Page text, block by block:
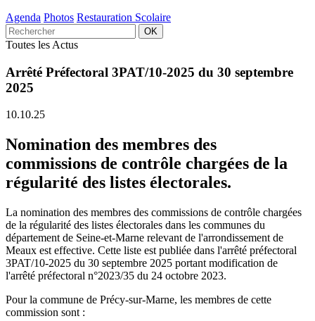
Agenda Photos Restauration Scolaire
Toutes les Actus
Arrêté Préfectoral 3PAT/10-2025 du 30 septembre
2025
10.10.25
Nomination des membres des
commissions de contrôle chargées de la
régularité des listes électorales.
La nomination des membres des commissions de contrôle chargées
de la régularité des listes électorales dans les communes du
département de Seine-et-Marne relevant de l'arrondissement de
Meaux est effective. Cette liste est publiée dans l'arrêté préfectoral
3PAT/10-2025 du 30 septembre 2025 portant modification de
l'arrêté préfectoral n°2023/35 du 24 octobre 2023.
Pour la commune de Précy-sur-Marne, les membres de cette
commission sont :